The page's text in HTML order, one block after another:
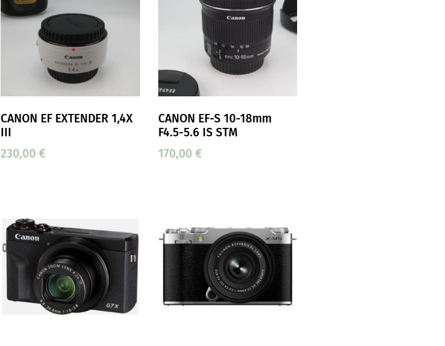
CANON EF EXTENDER 1,4X
III
230,00€
CANON EF-S 10-18mm
F4.5-5.6 IS STM
170,00 €